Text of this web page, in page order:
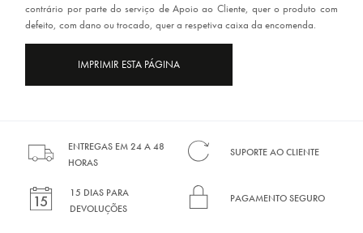
contrário por parte do serviço de Apoio ao Cliente, quer o produto com
defeito, com dano ou trocado, quer a respetiva caixa da encomenda.
ENTREGAS EM 24 A 48
HORAS
SUPORTE AO CLIENTE
15 DIAS PARA
DEVOLUÇÕES
PAGAMENTO SEGURO